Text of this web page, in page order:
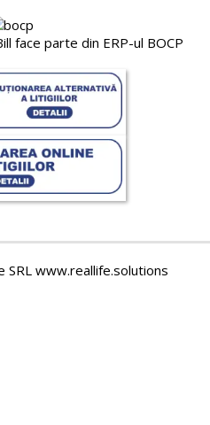
face parte din ERP-ul BOCP
SRL www.reallife.solutions